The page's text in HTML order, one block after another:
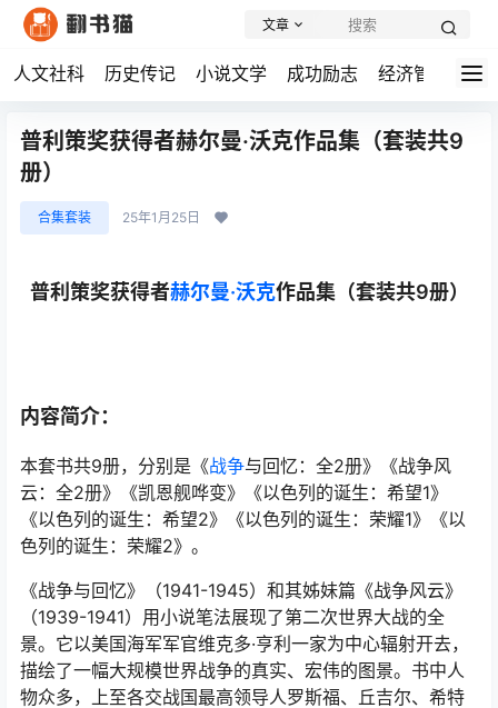
人文社科 历史传记 小说文学 成功励志 经济管理 学
文章
普利策奖获得者赫尔曼·沃克作品集（套装共9
册）
合集套装 25年1月25日
普利策奖获得者赫尔曼·沃克作品集（套装共9册）
内容简介：
本套书共9册，分别是《战争与回忆：全2册》《战争风
云：全2册》《凯恩舰哗变》《以色列的诞生：希望1》
《以色列的诞生：希望2》《以色列的诞生：荣耀1》《以
色列的诞生：荣耀2》。
《战争与回忆》（1941-1945）和其姊妹篇《战争风云》
（1939-1941）用小说笔法展现了第二次世界大战的全
景。它以美国海军军官维克多·亨利一家为中心辐射开去，
描绘了一幅大规模世界战争的真实、宏伟的图景。书中人
物众多，上至各交战国最高领导人罗斯福、丘吉尔、希特